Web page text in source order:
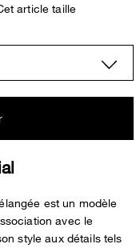
article taille
est un modèle
avec le
style aux détails tels